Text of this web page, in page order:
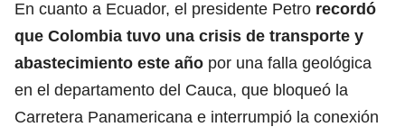
En cuanto a Ecuador, el presidente Petro recordó
que Colombia tuvo una crisis de transporte y
abastecimiento este año por una falla geológica
en el departamento del Cauca, que bloqueó la
Carretera Panamericana e interrumpió la conexión